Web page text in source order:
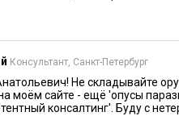
Консультант, Санкт-Петербург
Не складывайте
моём сайте - ещё 'опусы
консалтинг'. Буду с